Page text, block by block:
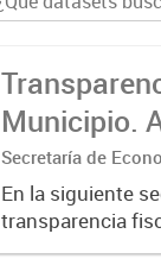
Municipio.
Secretaría de
En la siguiente
transparencia